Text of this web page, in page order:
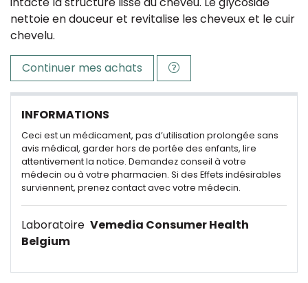
nettoie en douceur et revitalise les cheveux et le cuir
chevelu.
Continuer mes achats
INFORMATIONS
Ceci est un médicament, pas d’utilisation prolongée sans
avis médical, garder hors de portée des enfants, lire
attentivement la notice. Demandez conseil à votre
médecin ou à votre pharmacien. Si des Effets indésirables
surviennent, prenez contact avec votre médecin.
Laboratoire Vemedia Consumer Health
Belgium